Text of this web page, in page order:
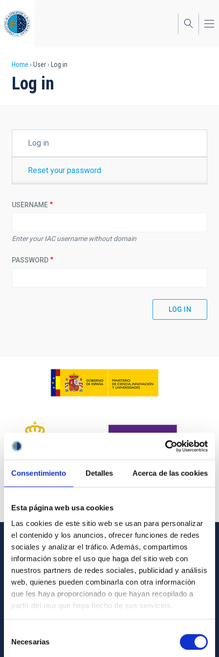
Consentimiento Detalles Acerca de las cookies
Esta página web usa cookies
Las cookies de este sitio web se usan para personalizar
el contenido y los anuncios, ofrecer funciones de redes
sociales y analizar el tráfico. Además, compartimos
información sobre el uso que haga del sitio web con
nuestros partners de redes sociales, publicidad y análisis
web, quienes pueden combinarla con otra información
que les haya proporcionado o que hayan recopilado a
partir del uso que haya hecho de sus servicios.
Necesarias
to
main
content
Breadcrumb
Home User Log in
Log in
TABSLog in
Reset your password
USERNAME
Enter your IAC username without domain
PASSWORD
GENERAL INFORMATION
Contact
How to get to the IAC
List of personnel
Library
General register